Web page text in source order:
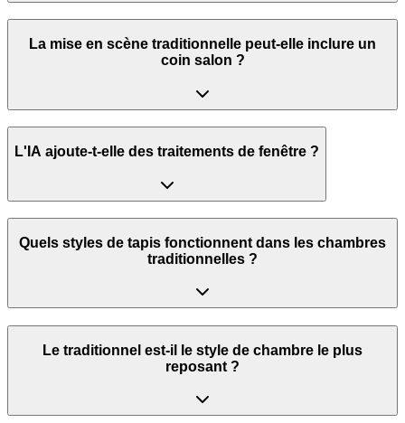
La mise en scène traditionnelle peut-elle inclure un
coin salon ?
L'IA ajoute-t-elle des traitements de fenêtre ?
Quels styles de tapis fonctionnent dans les chambres
traditionnelles ?
Le traditionnel est-il le style de chambre le plus
reposant ?